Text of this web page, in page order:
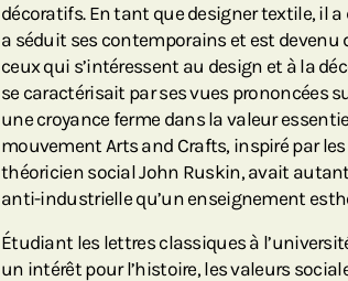
décoratifs. En tant que designer textile, il
a séduit ses contemporains et est devenu
ceux qui s’intéressent au design et à la
se caractérisait par ses vues prononcées
une croyance ferme dans la valeur
mouvement Arts and Crafts, inspiré par
théoricien social John Ruskin, avait
anti-industrielle qu’un enseignement
Étudiant les lettres classiques à
un intérêt pour l’histoire, les valeurs